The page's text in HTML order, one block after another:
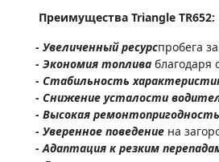
Преимущества Triangle TR652:
- Увеличенный ресурспробега
- Экономия топлива
- Стабильность
- Снижение усталости
- Высокая ремонтопригодность
- Уверенное поведение на
- Адаптация к резким